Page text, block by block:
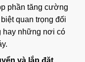
phần tăng cường
quan trọng đối
hay những nơi có